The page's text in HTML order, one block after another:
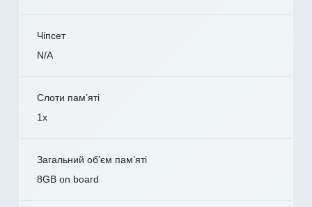
Чіпсет
N/A
Слоти пам’яті
1x
Загальний об’єм пам’яті
8GB on board